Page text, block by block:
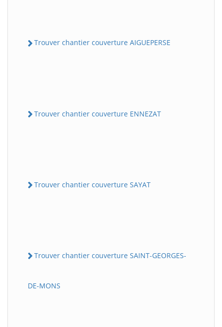
Trouver chantier couverture AIGUEPERSE
Trouver chantier couverture ENNEZAT
Trouver chantier couverture SAYAT
Trouver chantier couverture SAINT-GEORGES-
DE-MONS